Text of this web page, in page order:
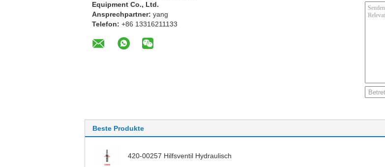
Equipment Co., Ltd.
Ansprechpartner: yang
Telefon: +86 13316211133
Beste Produkte
420-00257 Hilfsventil Hydraulisch